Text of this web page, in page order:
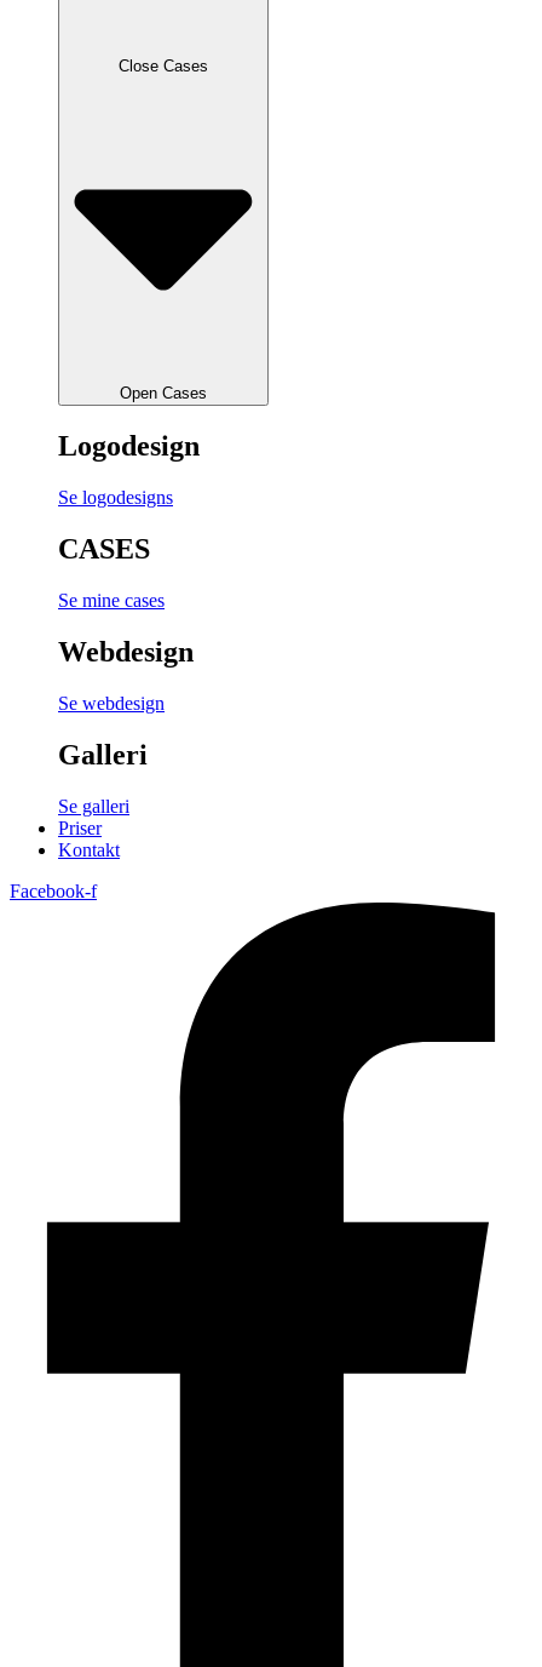
Close Cases
Open Cases
Logodesign
Se logodesigns
CASES
Se mine cases
Webdesign
Se webdesign
Galleri
Se galleri
Priser
Kontakt
Facebook-f